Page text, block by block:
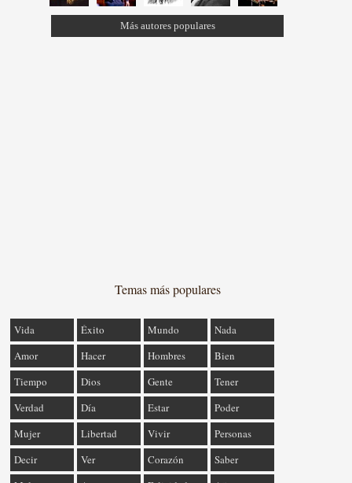
Más autores populares
Temas más populares
Vida Éxito Mundo
Nada
Amor
Hacer Hombres
Bien
Tiempo
Dios Gente
Tener
Verdad
Día Estar
Poder
Mujer
Libertad Vivir
Personas
Decir
Ver Corazón
Saber